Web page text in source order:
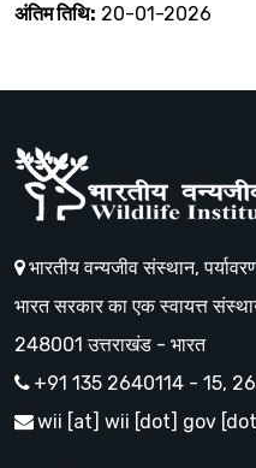
अंतिम तिथि: 20-01-2026
भारतीय वन्यजीव संस्थान,
भारत सरकार का एक स्वायत्त
248001 उत्तराखंड - भारत
+91 135 2640114 - 15,
wii [at] wii [dot] gov